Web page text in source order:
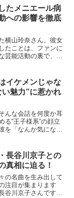
たメニエール病
への影響を徹底
横山玲奈さん。彼女
たことは、ファンに
芸能活動の裏で、ど
イケメンじゃな
魅力”に惹かれ
んな会話を何度か耳
る“王子様系”の顔立
を「なんか気にな
長谷川京子との
真相に迫る！
の名曲を生み出して
注目が集まります
谷川京子さんです。